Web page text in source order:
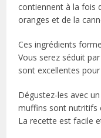
contiennent à la fois
oranges et de la
Ces ingrédients
Vous serez séduit
sont excellentes
Dégustez-les avec
muffins sont nutritifs
La recette est facile